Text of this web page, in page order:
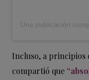
Incluso, a principios
compartió que